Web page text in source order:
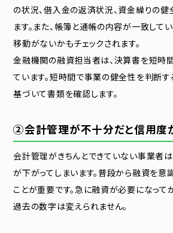
の状況、借入金の返済状況、資金繰りの
ます。また、帳簿と通帳の内容が一致して
移動がないかもチェックされます。
金融機関の融資担当者は、決算書を短時
ています。短時間で事業の健全性を判断
基づいて書類を確認します。
②会計管理が不十分だと信用度
会計管理がきちんとできていない事業者
が下がってしまいます。普段から融資を意
ことが重要です。急に融資が必要になって
過去の数字は変えられません。